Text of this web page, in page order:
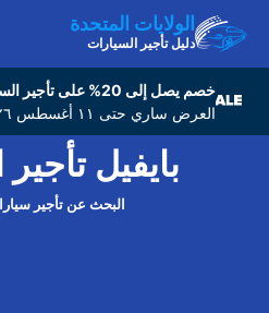
الولايات المتحدة
دليل تأجير السيارات
خصم يصل إلى 20% على تأجير السيارات في جميع أنحاء العالم
العرض ساري حتى ١١ أغسطس ٢٠٢٦ - استفد منه اليوم!
بايفيل
البحث عن تأجير